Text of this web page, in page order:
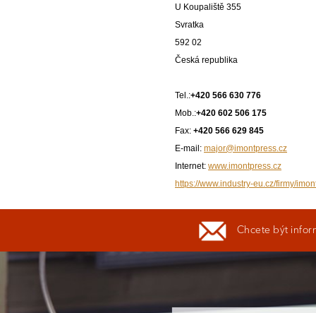
U Koupaliště 355
Svratka
592 02
Česká republika
Tel.:+420 566 630 776
Mob.:+420 602 506 175
Fax: +420 566 629 845
E-mail: major@imontpress.cz
Internet: www.imontpress.cz
https://www.industry-eu.cz/firmy/
Chcete být